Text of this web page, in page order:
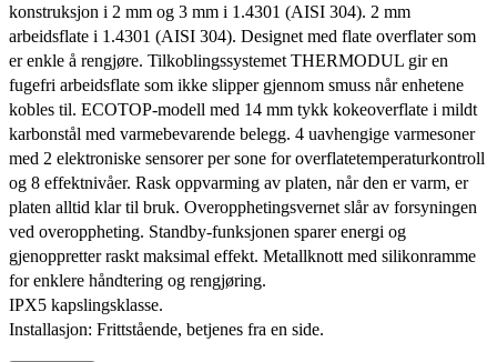
konstruksjon i 2 mm og 3 mm i 1.4301 (AISI 304). 2 mm
arbeidsflate i 1.4301 (AISI 304). Designet med flate overflater som
er enkle å rengjøre. Tilkoblingssystemet THERMODUL gir en
fugefri arbeidsflate som ikke slipper gjennom smuss når enhetene
kobles til. ECOTOP-modell med 14 mm tykk kokeoverflate i mildt
karbonstål med varmebevarende belegg. 4 uavhengige varmesoner
med 2 elektroniske sensorer per sone for overflatetemperaturkontroll
og 8 effektnivåer. Rask oppvarming av platen, når den er varm, er
platen alltid klar til bruk. Overopphetingsvernet slår av forsyningen
ved overoppheting. Standby-funksjonen sparer energi og
gjenoppretter raskt maksimal effekt. Metallknott med silikonramme
for enklere håndtering og rengjøring.
IPX5 kapslingsklasse.
Installasjon: Frittstående, betjenes fra en side.